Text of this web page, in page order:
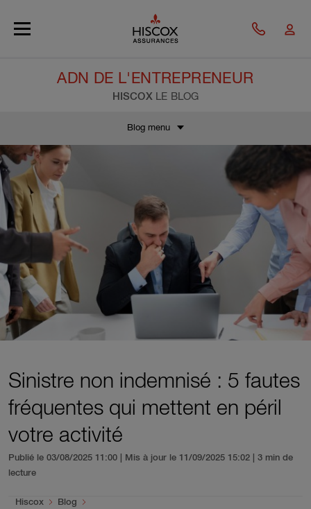
ADN DE L'ENTREPRENEUR
HISCOX LE BLOG
Blog menu
Sinistre non indemnisé : 5 fautes
fréquentes qui mettent en péril
votre activité
Publié le 03/08/2025 11:00 | Mis à jour le 11/09/2025 15:02
| 3 min de
lecture
You are here:
Hiscox
Blog